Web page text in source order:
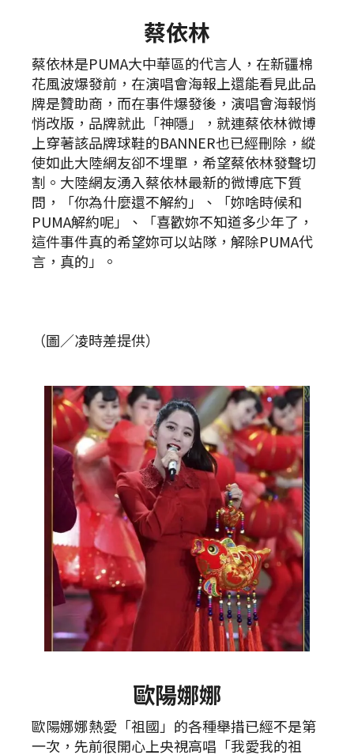
蔡依林
蔡依林是PUMA大中華區的代言人，在新疆棉
花風波爆發前，在演唱會海報上還能看見此品
牌是贊助商，而在事件爆發後，演唱會海報悄
悄改版，品牌就此「神隱」，就連蔡依林微博
上穿著該品牌球鞋的BANNER也已經刪除，縱
使如此大陸網友卻不埋單，希望蔡依林發聲切
割。大陸網友湧入蔡依林最新的微博底下質
問，「你為什麼還不解約」、「妳啥時候和
PUMA解約呢」、「喜歡妳不知道多少年了，
這件事件真的希望妳可以站隊，解除PUMA代
言，真的」。
（圖／凌時差提供）
歐陽娜娜
歐陽娜娜熱愛「祖國」的各種舉措已經不是第
一次，先前很開心上央視高唱「我愛我的祖